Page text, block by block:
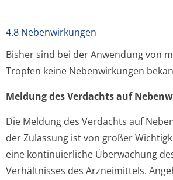
4.8 Nebenwirkungen
Bisher sind bei der Anwendung von
Tropfen keine Nebenwirkungen
Meldung des Verdachts auf
Die Meldung des Verdachts auf
der Zulassung ist von großer
eine kontinuierliche Überwachung
Verhältnisses des Arzneimittels.